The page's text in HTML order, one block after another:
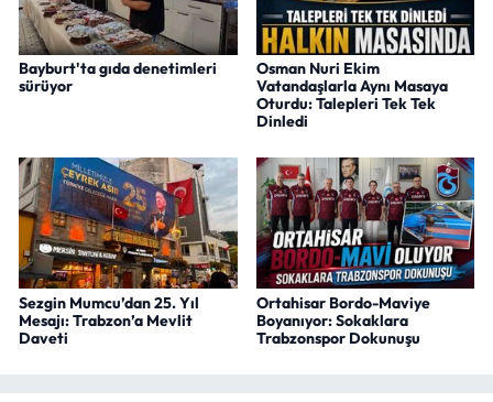
Bayburt'ta gıda denetimleri
sürüyor
Osman Nuri Ekim
Vatandaşlarla Aynı Masaya
Oturdu: Talepleri Tek Tek
Dinledi
Sezgin Mumcu’dan 25. Yıl
Mesajı: Trabzon’a Mevlit
Daveti
Ortahisar Bordo-Maviye
Boyanıyor: Sokaklara
Trabzonspor Dokunuşu